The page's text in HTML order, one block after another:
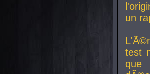
un
test
que